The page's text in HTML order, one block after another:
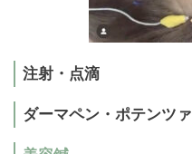
注射・点滴
ダーマペン・ポテンツァ